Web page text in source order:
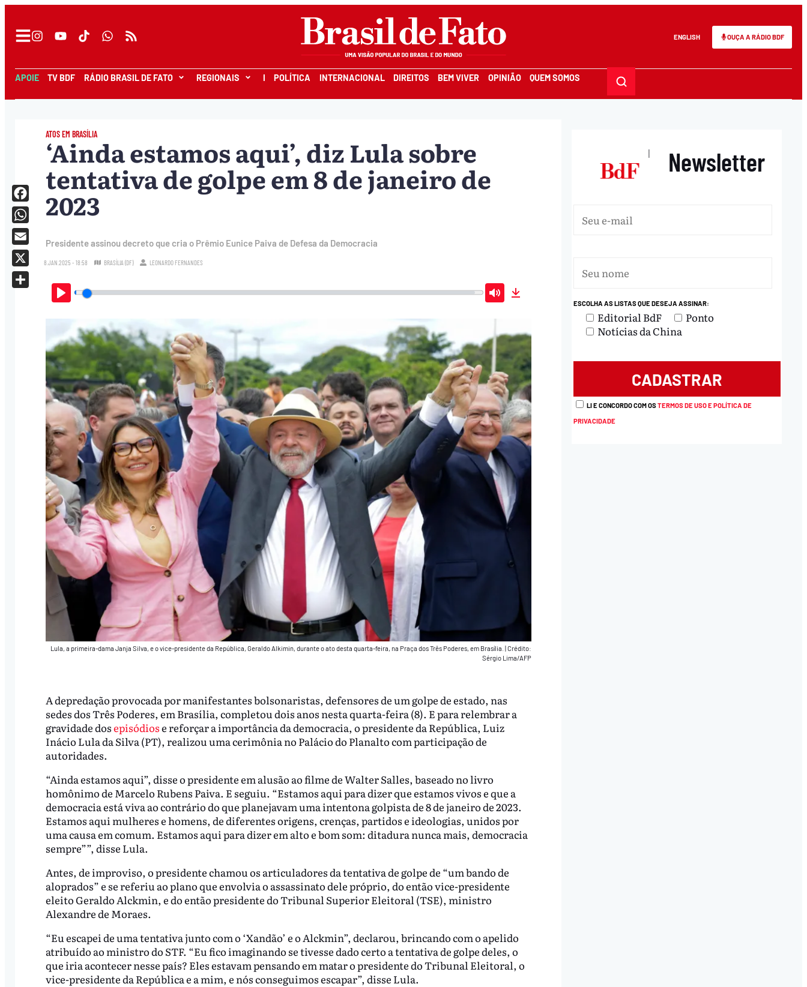
ENGLISH OUÇA A RÁDIO BDF
APOIE TV BDF RÁDIO BRASIL DE FATO REGIONAIS I POLÍTICA INTERNACIONAL DIREITOS BEM VIVER OPINIÃO QUEM SOMOS
ATOS EM BRASÍLIA
‘Ainda estamos aqui’, diz Lula sobre
tentativa de golpe em 8 de janeiro de
2023
Presidente assinou decreto que cria o Prêmio Eunice Paiva de Defesa da Democracia
8.JAN.2025 - 18:58 BRASÍLIA (DF) LEONARDO FERNANDES
Play Mute
Lula, a primeira-dama Janja Silva, e o vice-presidente da República, Geraldo Alkimin, durante o ato desta quarta-feira, na Praça dos Três Poderes, em Brasília. |Crédito:
Sérgio Lima/AFP
A depredação provocada por manifestantes bolsonaristas, defensores de um golpe de estado, nas
sedes dos Três Poderes, em Brasília, completou dois anos nesta quarta-feira (8). E para relembrar a
gravidade dosepisódiose reforçar a importância da democracia, o presidente da República, Luiz
Inácio Lula da Silva (PT), realizou uma cerimônia no Palácio do Planalto com participação de
autoridades.
“Ainda estamos aqui”, disse o presidente em alusão ao filme de Walter Salles, baseado no livro
homônimo de Marcelo Rubens Paiva. E seguiu. “Estamos aqui para dizer que estamos vivos e que a
democracia está viva ao contrário do que planejavam uma intentona golpista de 8 de janeiro de 2023.
Estamos aqui mulheres e homens, de diferentes origens, crenças, partidos e ideologias, unidos por
uma causa em comum. Estamos aqui para dizer em alto e bom som: ditadura nunca mais, democracia
sempre””, disse Lula.
Antes, de improviso, o presidente chamou os articuladores da tentativa de golpe de “um bando de
aloprados” e se referiu ao plano que envolvia o assassinato dele próprio, do então vice-presidente
eleito Geraldo Alckmin, e do então presidente do Tribunal Superior Eleitoral (TSE), ministro
Alexandre de Moraes.
“Eu escapei de uma tentativa junto com o ‘Xandão’ e o Alckmin”, declarou, brincando com o apelido
atribuído ao ministro do STF. “Eu fico imaginando se tivesse dado certo a tentativa de golpe deles, o
que iria acontecer nesse país? Eles estavam pensando em matar o presidente do Tribunal Eleitoral, o
vice-presidente da República e a mim, e nós conseguimos escapar”, disse Lula.
Facebook
WhatsApp
Email
X
| Newsletter
ESCOLHA AS LISTAS QUE DESEJA ASSINAR:
Editorial BdF
Ponto
Notícias da China
LI E CONCORDO COM OSTERMOS DE USO E POLÍTICA DE
PRIVACIDADE